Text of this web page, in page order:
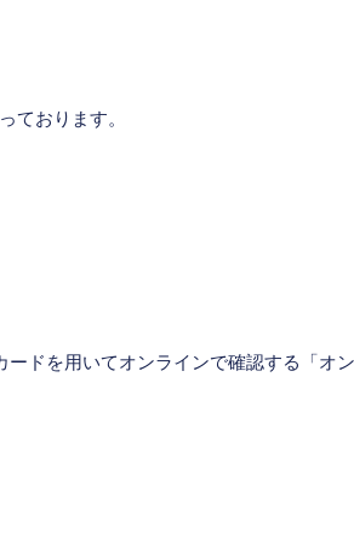
ております。
ドを用いてオンラインで確認する「オ